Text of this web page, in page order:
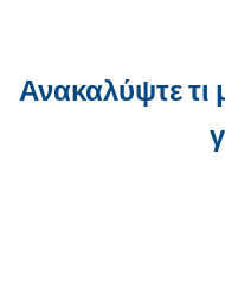
Ανακαλύψτε